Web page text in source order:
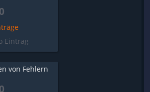
0
Eintrag
von Fehlern
0